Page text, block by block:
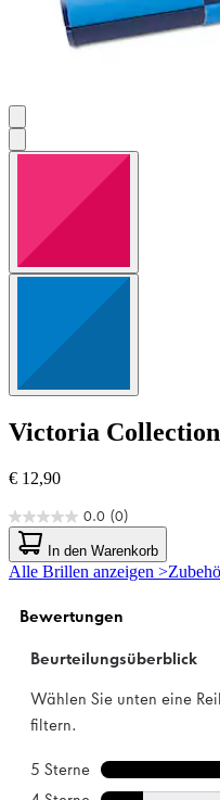
Victoria Collection
€ 12,90
0.0 (0)
0.0
von
5
Sternen.
In den Warenkorb
Alle Brillen anzeigen >